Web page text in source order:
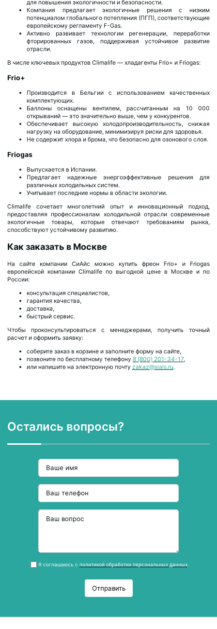
для повышения экологичности и безопасности.
Компания предлагает экологичные решения с низким
потенциалом глобального потепления (ПГП), соответствующие
европейскому регламенту F-Gas.
Активно развивает технологии регенерации, переработки
фторированных газов, поддерживая устойчивое развитие
отрасли.
В числе ключевых продуктов Climalife — хладагенты Frio+ и Friogas:
Frio+
Производится в Бельгии с использованием качественных
комплектующих.
Баллоны оснащены вентилем, рассчитанным на 10 000
открываний — это значительно выше, чем у конкурентов.
Обеспечивает высокую холодопроизводительность, снижая
нагрузку на оборудование, минимизируя риски для здоровья.
Не содержит хлора и брома, что безопасно для озонового слоя.
Friogas
Выпускается в Испании.
Предлагает надежные энергоэффективные решения для
различных холодильных систем.
Учитывает последние нормы в области экологии.
Climalife сочетает многолетний опыт и инновационный подход,
предоставляя профессионалам холодильной отрасли современные
экологичные товары, которые отвечают требованиям рынка,
способствуют устойчивому развитию.
Как заказать в Москве
На сайте компании СиАйс можно купить фреон Frio+ и Friogas
европейской компании Climalife по выгодной цене в Москве и по
России:
консультация специалистов,
гарантия качества,
доставка,
быстрый сервис.
Чтобы проконсультироваться с менеджерами, получить точный
расчет и оформить заявку:
соберите заказ в корзине и заполните форму на сайте,
позвоните по бесплатному телефону 8 (800) 201-34-17,
или напишите на электронную почту zakaz@siais.ru.
Остались вопросы?
Я соглашаюсь с политикой обработки персональных данных.
Отправить